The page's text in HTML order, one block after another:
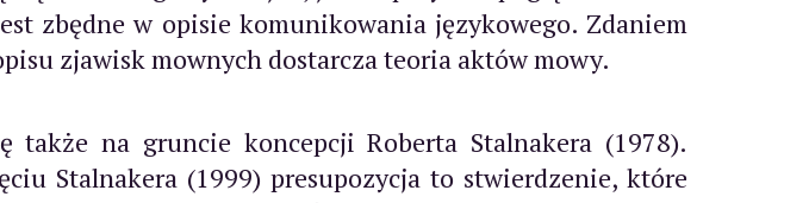
zbędne w opisie komunikowania językowego. Zdaniem
zjawisk mownych dostarcza teoria aktów mowy.
także na gruncie koncepcji Roberta Stalnakera (1978).
Stalnakera (1999) presupozycja to stwierdzenie, które